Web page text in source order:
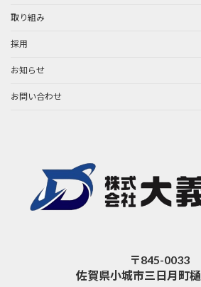
取り組み
採用
お知らせ
お問い合わせ
〒845-0033
佐賀県小城市三日月町